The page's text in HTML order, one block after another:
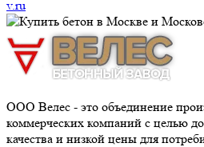
v.ru
ООО Велес - это объединение
коммерческих компаний с целью
качества и низкой цены для